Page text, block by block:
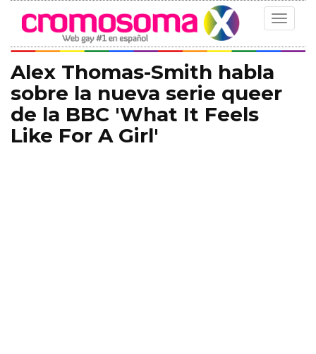
Toggle
Alex Thomas-Smith habla
sobre la nueva serie queer
de la BBC 'What It Feels
Like For A Girl'